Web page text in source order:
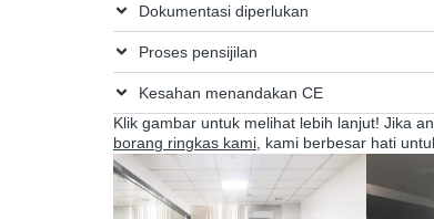
Dokumentasi diperlukan
Proses pensijilan
Kesahan menandakan CE
Klik gambar untuk melihat lebih lanjut! Jika
borang ringkas kami , kami berbesar hati